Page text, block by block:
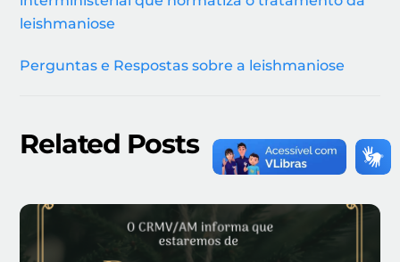
leishmaniose
Perguntas e Respostas sobre a leishmaniose
Related Posts